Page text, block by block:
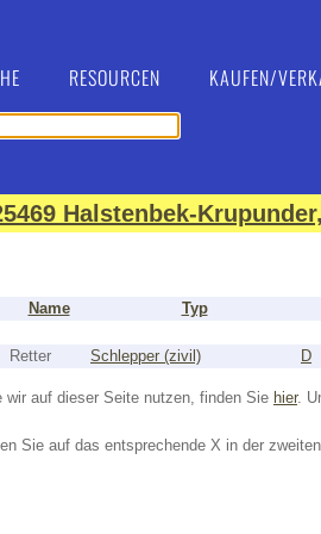
RESOURCEN
KAUFEN/
Halstenbek-
Name
Typ
Retter Schlepper (zivil) D
wir auf dieser Seite nutzen, finden Sie hier.
Sie auf das entsprechende X in der